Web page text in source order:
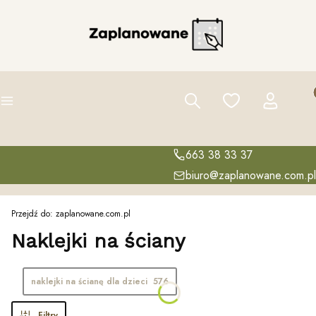
Menu Szukaj Ulubione Zaloguj się
663 38 33 37
biuro@zaplanowane.com.pl
Przejdź do: zaplanowane.com.pl
Naklejki na ściany
naklejki na ścianę dla dzieci 576